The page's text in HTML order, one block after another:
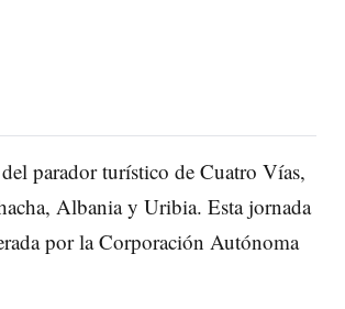
parador turístico de Cuatro Vías,
Albania y Uribia. Esta jornada
por la Corporación Autónoma